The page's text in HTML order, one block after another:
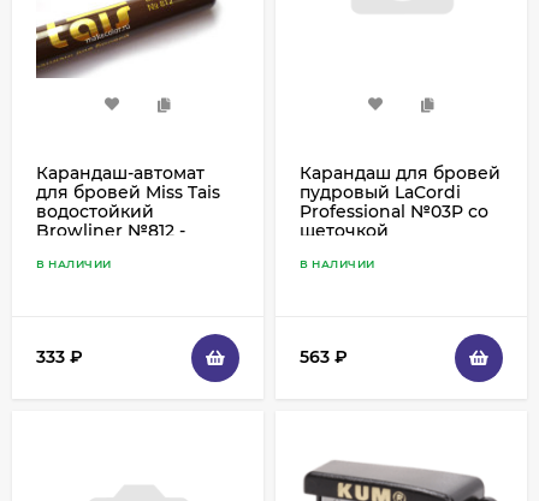
Карандаш-автомат
для бровей Miss Tais
водостойкий
Browliner №812 -
В НАЛИЧИИ
333 ₽
Карандаш для бровей
пудровый LaCordi
Professional №03P со
щеточкой
В НАЛИЧИИ
563 ₽